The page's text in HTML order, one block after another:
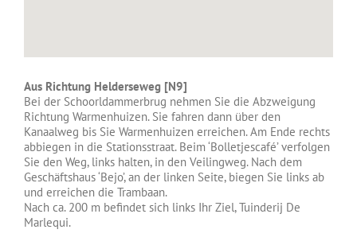
Aus Richtung Helderseweg [N9]
Bei der Schoorldammerbrug nehmen Sie die Abzweigung
Richtung Warmenhuizen. Sie fahren dann über den
Kanaalweg bis Sie Warmenhuizen erreichen. Am Ende rechts
abbiegen in die Stationsstraat. Beim ‘Bolletjescafé’ verfolgen
Sie den Weg, links halten, in den Veilingweg. Nach dem
Geschäftshaus ‘Bejo’, an der linken Seite, biegen Sie links ab
und erreichen die Trambaan.
Nach ca. 200 m befindet sich links Ihr Ziel, Tuinderij De
Marlequi.